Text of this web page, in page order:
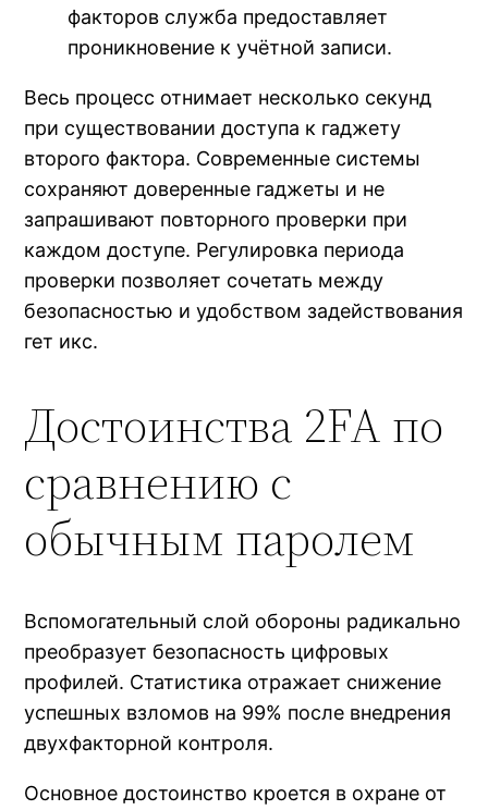
факторов служба предоставляет
проникновение к учётной записи.
Весь процесс отнимает несколько секунд
при существовании доступа к гаджету
второго фактора. Современные системы
сохраняют доверенные гаджеты и не
запрашивают повторного проверки при
каждом доступе. Регулировка периода
проверки позволяет сочетать между
безопасностью и удобством задействования
гет икс.
Достоинства 2FA по
сравнению с
обычным паролем
Вспомогательный слой обороны радикально
преобразует безопасность цифровых
профилей. Статистика отражает снижение
успешных взломов на 99% после внедрения
двухфакторной контроля.
Основное достоинство кроется в охране от